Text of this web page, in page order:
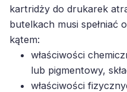
kartridży do drukarek
butelkach musi spełniać
kątem:
właściwości
lub pigmentowy,
właściwości